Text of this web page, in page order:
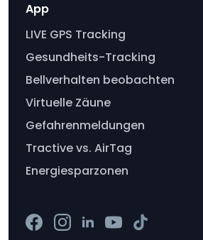
App
LIVE GPS Tracking
Gesundheits-Tracking
Bellverhalten beobachten
Virtuelle Zäune
Gefahrenmeldungen
Tractive vs. AirTag
Energiesparzonen